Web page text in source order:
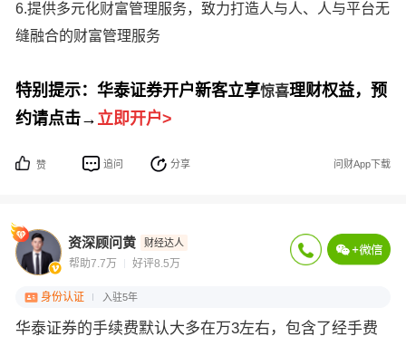
6.提供多元化财富管理服务，致力打造人与人、人与平台无
缝融合的财富管理服务
特别提示：华泰证券开户新客立享惊喜理财权益，预
约请点击→ 立即开户>
赞 追问 分享 问财App下载
资深顾问黄 财经达人
帮助7.7万 好评8.5万
身份认证 入驻5年
华泰证券的手续费默认大多在万3左右，包含了经手费